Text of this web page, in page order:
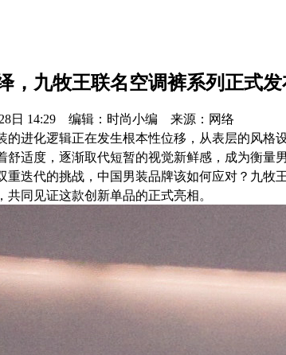
，九牧王联名空调裤系列正式发
28日 14:29 编辑：时尚小编 来源：网络
的进化逻辑正在发生根本性位移，从表层的风
舒适度，逐渐取代短暂的视觉新鲜感，成为衡量
重迭代的挑战，中国男装品牌该如何应对？九
同见证这款创新单品的正式亮相。